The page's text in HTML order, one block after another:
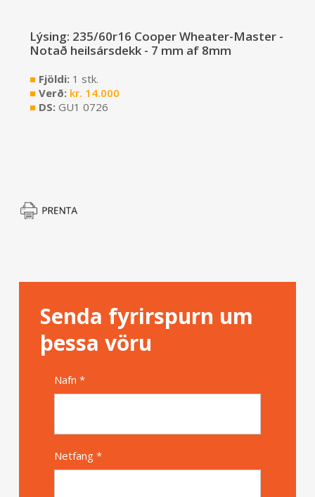
Lýsing: 235/60r16 Cooper Wheater-Master -
Notað heilsársdekk - 7 mm af 8mm
■Fjöldi: 1 stk.
■Verð: kr. 14.000
■DS: GU1 0726
Senda fyrirspurn um
þessa vöru
Nafn *
Netfang *